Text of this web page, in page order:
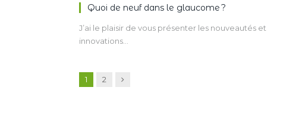
Quoi de neuf dans le glaucome ?
J’ai le plaisir de vous présenter les nouveautés et
innovations…
1 2 Suivant